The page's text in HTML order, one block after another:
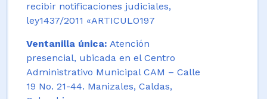
recibir notificaciones judiciales,
ley1437/2011 «ARTICULO197
Ventanilla única: Atención
presencial, ubicada en el Centro
Administrativo Municipal CAM – Calle
19 No. 21-44. Manizales, Caldas,